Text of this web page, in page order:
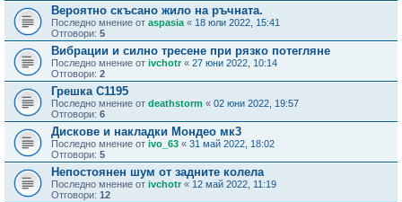
Вероятно скъсано жило на ръчната.
Последно мнение от aspasia « 18 юли 2022, 15:41
Отговори: 5
Вибрации и силно тресене при рязко потегляне
Последно мнение от ivchotr« 27 юни 2022, 10:14
Отговори: 2
Грешка C1195
Последно мнение от deathstorm « 02 юни 2022, 19:57
Отговори: 6
Дискове и накладки Мондео мк3
Последно мнение от ivo_63 « 31 май 2022, 18:02
Отговори: 5
Непостоянен шум от задните колела
Последно мнение от ivchotr « 12 май 2022, 11:19
Отговори: 12